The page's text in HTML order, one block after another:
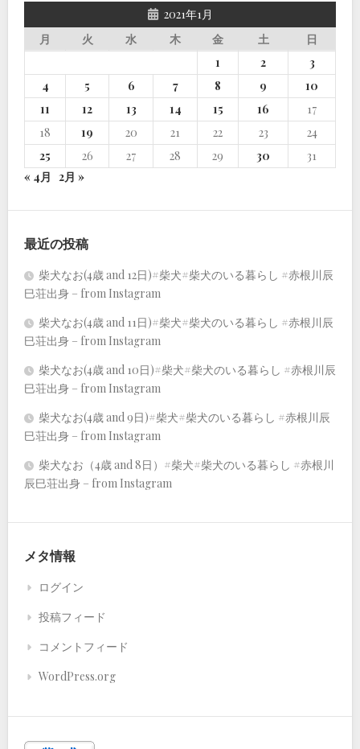
2021年1月
月
火 水 木 金 土
日
1
2
3
4
5 6 7 8 9
10
11
12 13 14 15 16
17
18
19 20 21 22 23
24
25
26 27 28 29 30
31
« 4月 2月 »
最近の投稿
柴犬なお(4歳 and 12日)#柴犬#柴犬のいる暮らし #赤根川辰
巳荘出身 – from Instagram
柴犬なお(4歳 and 11日)#柴犬#柴犬のいる暮らし #赤根川辰
巳荘出身 – from Instagram
柴犬なお(4歳 and 10日)#柴犬#柴犬のいる暮らし #赤根川辰
巳荘出身 – from Instagram
柴犬なお(4歳 and 9日)#柴犬#柴犬のいる暮らし #赤根川辰
巳荘出身 – from Instagram
柴犬なお（4歳 and 8日）#柴犬#柴犬のいる暮らし #赤根川
辰巳荘出身 – from Instagram
メタ情報
ログイン
投稿フィード
コメントフィード
WordPress.org